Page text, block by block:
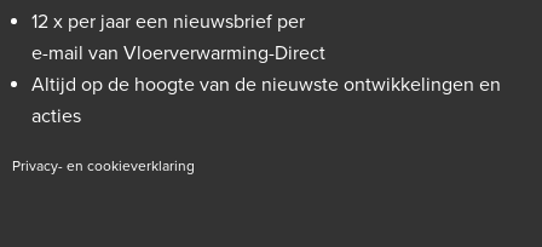
12 x per jaar een nieuwsbrief per
e-mail van Vloerverwarming-Direct
Altijd op de hoogte van de nieuwste ontwikkelingen en
acties
Privacy- en cookieverklaring